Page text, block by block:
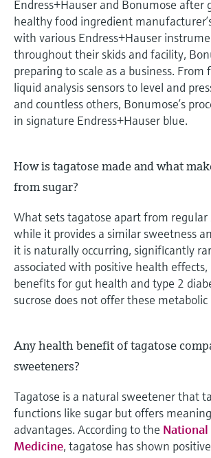
Endress+Hauser and Bonumose after
healthy food ingredient
with various Endress+Hauser
throughout their skids and facility,
preparing to scale as a business.
liquid analysis sensors to level and
and countless others, Bonumose’s
in signature Endress+Hauser blue.
How is tagatose made and what
from sugar?
What sets tagatose apart from regular
while it provides a similar sweetness
it is naturally occurring, significantly
associated with positive health
benefits for gut health and type 2
sucrose does not offer these metabolic
Any health benefit of tagatose
sweeteners?
Tagatose is a natural sweetener that
functions like sugar but offers
advantages. According to the
Medicine, tagatose has shown